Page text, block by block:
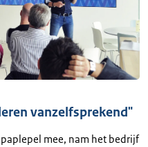
vanzelfsprekend"
mee, nam het bedrijf